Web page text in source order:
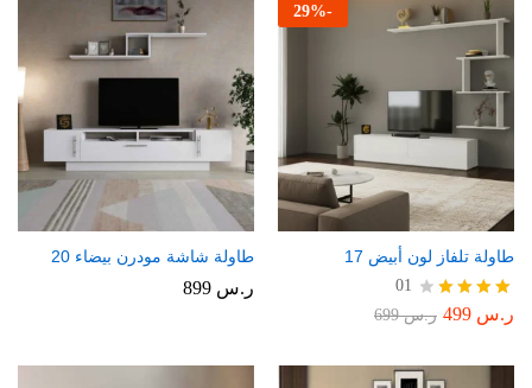
-
29%
طاولة تلفاز لون أبيض 17
تم
من 5
01
ر.س ر.س699
طاولة شاشة مودرن بيضاء 20
ر.س